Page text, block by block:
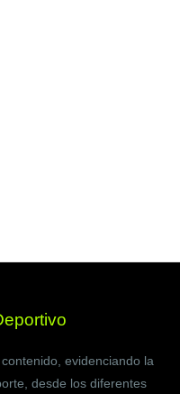
evidenciando la
desde los diferentes